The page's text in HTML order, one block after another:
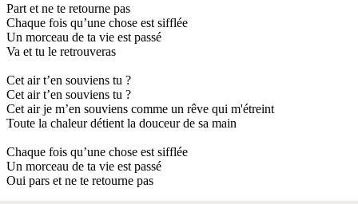
Part et ne te retourne pas
Chaque fois qu’une chose est sifflée
Un morceau de ta vie est passé
Va et tu le retrouveras
Cet air t’en souviens tu ?
Cet air t’en souviens tu ?
Cet air je m’en souviens comme un rêve qui m'étreint
Toute la chaleur détient la douceur de sa main
Chaque fois qu’une chose est sifflée
Un morceau de ta vie est passé
Oui pars et ne te retourne pas